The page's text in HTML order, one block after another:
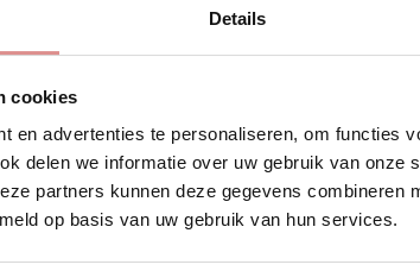
Details
cookies
en advertenties te personaliseren, om functies
delen we informatie over uw gebruik van onze
partners kunnen deze gegevens combineren
op basis van uw gebruik van hun services.